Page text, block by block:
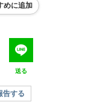
めに追加
送る
告する